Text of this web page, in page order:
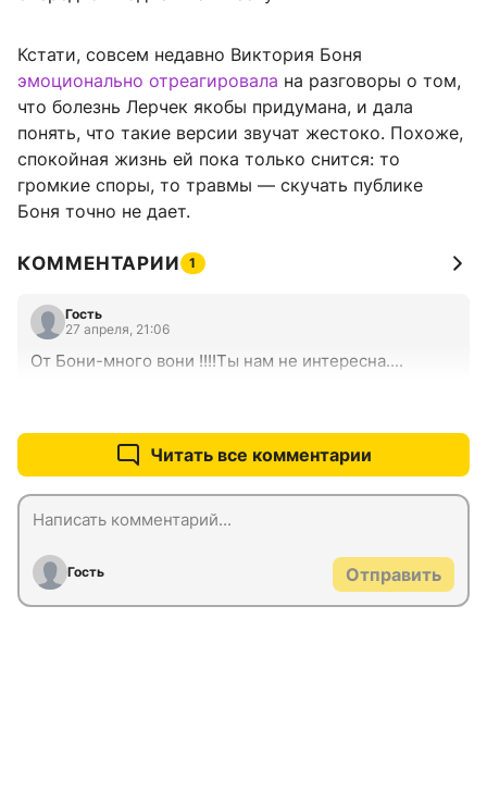
Кстати, совсем недавно Виктория Боня
эмоционально отреагировала на разговоры о том,
что болезнь Лерчек якобы придумана, и дала
понять, что такие версии звучат жестоко. Похоже,
спокойная жизнь ей пока только снится: то
громкие споры, то травмы — скучать публике
Боня точно не дает.
КОММЕНТАРИИ 1
Гость
27 апреля, 21:06
От Бони-много вони !!!!Ты нам не интересна....
Читать все комментарии
Гость Отправить